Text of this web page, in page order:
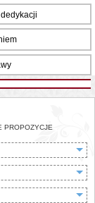
PROPOZYCJE